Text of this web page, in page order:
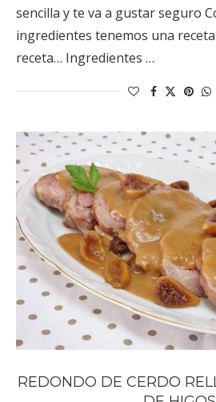
sencilla y te va a gustar seguro
ingredientes tenemos una
receta… Ingredientes …
REDONDO DE CERDO